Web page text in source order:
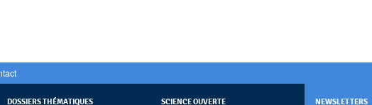
DOSSIERS THÉMATIQUES SCIENCE OUVERTE NEWSLETTERS